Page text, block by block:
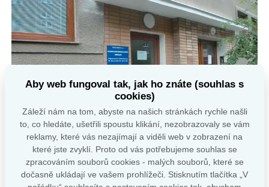
Aby web fungoval tak, jak ho znáte (souhlas s
cookies)
Záleží nám na tom, abyste na našich stránkách rychle našli
to, co hledáte, ušetřili spoustu klikání, nezobrazovaly se vám
reklamy, které vás nezajímají a viděli web v zobrazení na
které jste zvyklí. Proto od vás potřebujeme souhlas se
zpracováním souborů cookies - malých souborů, které se
dočasně ukládají ve vašem prohlížeči. Stisknutím tlačítka „V